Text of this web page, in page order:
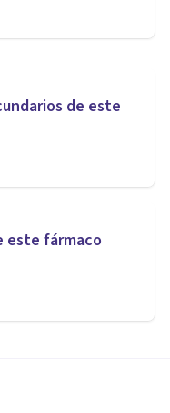
de este
este fármaco